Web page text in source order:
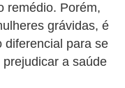
remédio. Porém,
grávidas, é
diferencial para se
a saúde